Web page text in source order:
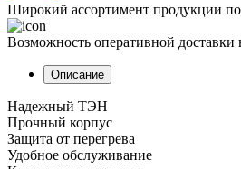
Широкий ассортимент продукции
Возможность оперативной
Описание
Надежный ТЭН
Прочный корпус
Защита от перегрева
Удобное обслуживание